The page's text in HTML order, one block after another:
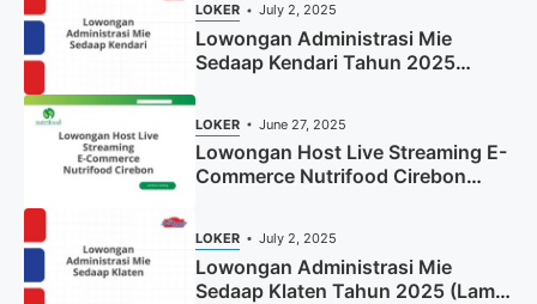
LOKER July 2, 2025
Lowongan Administrasi Mie
Sedaap Kendari Tahun 2025
LOKER June 27, 2025
Lowongan Host Live Streaming E-
Commerce Nutrifood Cirebon
LOKER July 2, 2025
Lowongan Administrasi Mie
Sedaap Klaten Tahun 2025 (Lamar